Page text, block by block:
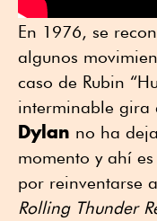
En 1976, se
algunos
caso de Rubin
interminable gira
Dylan no ha
momento y ahí
por reinventarse
Rolling Thunder